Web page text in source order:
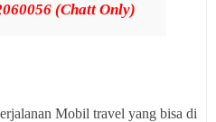
(Chatt Only)
Mobil travel yang bisa di